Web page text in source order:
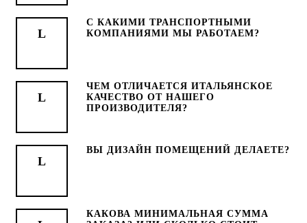
C КАКИМИ ТРАНСПОРТНЫМИ
КОМПАНИЯМИ МЫ РАБОТАЕМ?
ЧЕМ ОТЛИЧАЕТСЯ ИТАЛЬЯНСКОЕ
КАЧЕСТВО ОТ НАШЕГО
ПРОИЗВОДИТЕЛЯ?
ВЫ ДИЗАЙН ПОМЕЩЕНИЙ ДЕЛАЕТЕ?
КАКОВА МИНИМАЛЬНАЯ СУММА